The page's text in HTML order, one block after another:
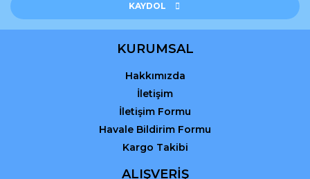
KAYDOL
KURUMSAL
Hakkımızda
İletişim
İletişim Formu
Havale Bildirim Formu
Kargo Takibi
ALIŞVERİŞ